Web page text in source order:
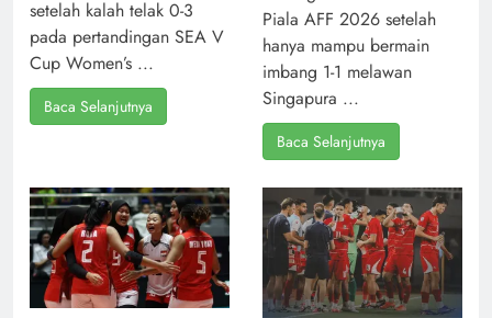
setelah kalah telak 0-3
pada pertandingan SEA V
Cup Women’s ...
Baca Selanjutnya
Piala AFF 2026 setelah
hanya mampu bermain
imbang 1-1 melawan
Singapura ...
Baca Selanjutnya